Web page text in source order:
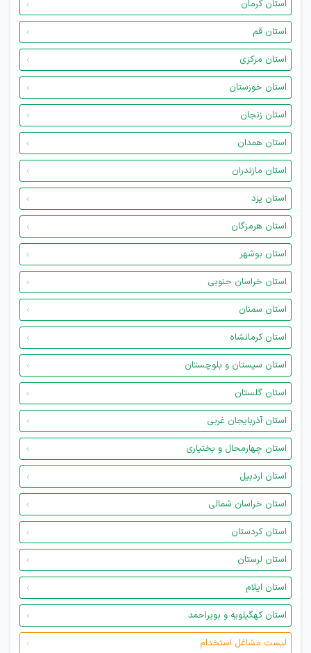
استان کرمان
استان قم
استان مرکزی
استان خوزستان
استان زنجان
استان همدان
استان مازندران
استان یزد
استان هرمزگان
استان بوشهر
استان خراسان جنوبی
استان سمنان
استان کرمانشاه
استان سیستان و بلوچستان
استان گلستان
استان آذربایجان غربی
استان چهارمحال و بختیاری
استان اردبیل
استان خراسان شمالی
استان کردستان
استان لرستان
استان ایلام
استان کهگیلویه و بویراحمد
لیست مشاغل استخدام